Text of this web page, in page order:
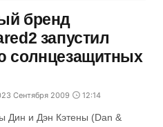
бренд
запустил
солнцезащитных
23 Сентября 2009 12:14
Дин и Дэн Кэтены (Dan &